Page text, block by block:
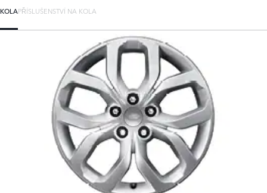
KOLAPŘÍSLUŠENSTVÍ NA KOLA